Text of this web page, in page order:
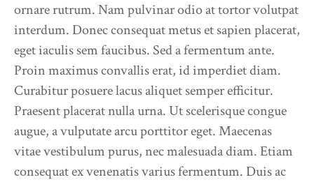
ornare rutrum. Nam pulvinar odio at tortor volutpat
interdum. Donec consequat metus et sapien placerat,
eget iaculis sem faucibus. Sed a fermentum ante.
Proin maximus convallis erat, id imperdiet diam.
Curabitur posuere lacus aliquet semper efficitur.
Praesent placerat nulla urna. Ut scelerisque congue
augue, a vulputate arcu porttitor eget. Maecenas
vitae vestibulum purus, nec malesuada diam. Etiam
consequat ex venenatis varius fermentum. Duis ac